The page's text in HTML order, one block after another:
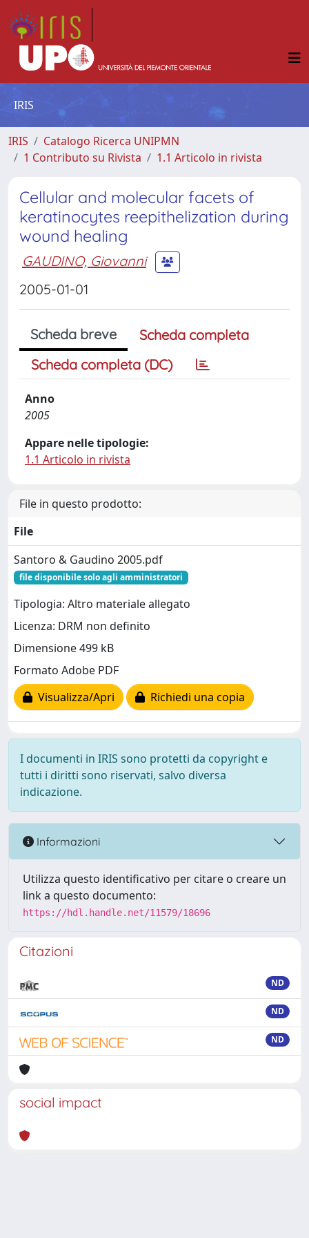
IRIS
IRIS
Catalogo Ricerca UNIPMN
1 Contributo su Rivista
1.1 Articolo in rivista
Cellular and molecular facets of
keratinocytes reepithelization during
wound healing
GAUDINO, Giovanni
2005-01-01
Scheda breve
Scheda completa
Scheda completa (DC)
Anno
2005
Appare nelle tipologie:
1.1 Articolo in rivista
File in questo prodotto:
File
Santoro & Gaudino 2005.pdf
file disponibile solo agli amministratori
Tipologia: Altro materiale allegato
Licenza: DRM non definito
Dimensione 499 kB
Formato Adobe PDF
Visualizza/Apri
Richiedi una copia
I documenti in IRIS sono protetti da copyright e
tutti i diritti sono riservati, salvo diversa
indicazione.
Informazioni
Utilizza questo identificativo per citare o creare un
link a questo documento:
https://hdl.handle.net/11579/18696
Citazioni
ND
ND
ND
social impact